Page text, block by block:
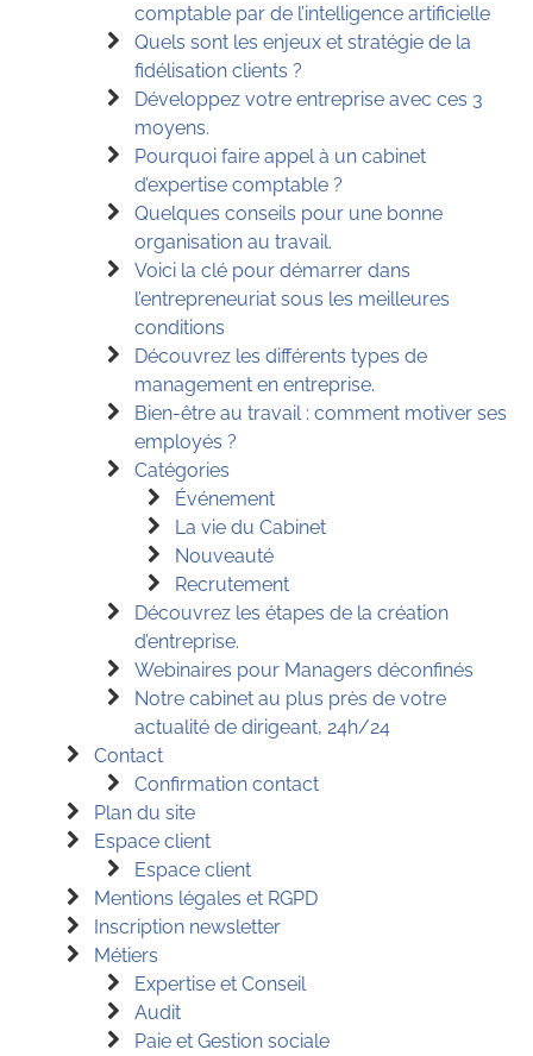
comptable par de l’intelligence artificielle
Quels sont les enjeux et stratégie de la
fidélisation clients ?
Développez votre entreprise avec ces 3
moyens.
Pourquoi faire appel à un cabinet
d’expertise comptable ?
Quelques conseils pour une bonne
organisation au travail.
Voici la clé pour démarrer dans
l’entrepreneuriat sous les meilleures
conditions
Découvrez les différents types de
management en entreprise.
Bien-être au travail : comment motiver ses
employés ?
Catégories
Événement
La vie du Cabinet
Nouveauté
Recrutement
Découvrez les étapes de la création
d’entreprise.
Webinaires pour Managers déconfinés
Notre cabinet au plus près de votre
actualité de dirigeant, 24h/24
Contact
Confirmation contact
Plan du site
Espace client
Espace client
Mentions légales et RGPD
Inscription newsletter
Métiers
Expertise et Conseil
Audit
Paie et Gestion sociale